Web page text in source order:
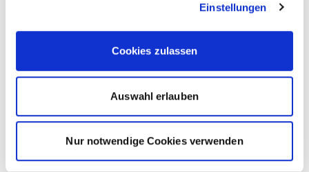
Einstellungen
Cookies zulassen
Auswahl erlauben
Nur notwendige Cookies verwenden